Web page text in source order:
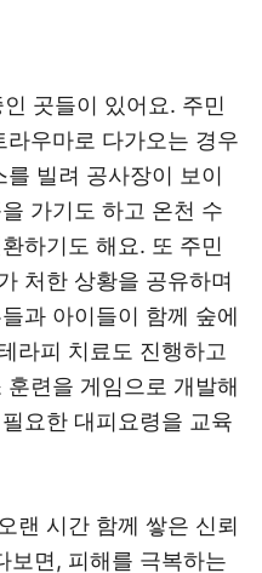
곳들이 있어요. 주민
우마로 다가오는 경우
빌려 공사장이 보이
가기도 하고 온천 수
하기도 해요. 또 주민
처한 상황을 공유하며
과 아이들이 함께 숲에
라피 치료도 진행하고
련을 게임으로 개발해
요한 대피요령을 교육
랜 시간 함께 쌓은 신뢰
보면, 피해를 극복하는